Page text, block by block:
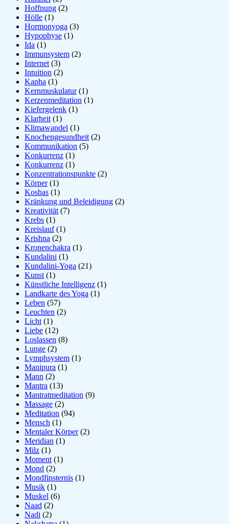
Hoffnung (2)
Hölle (1)
Hormonyoga (3)
Hypophyse (1)
Ida (1)
Immunsystem (2)
Internet (3)
Intuition (2)
Kapha (1)
Kernmuskulatur(1)
Kerzenmeditation (1)
Kiefergelenk (1)
Klarheit (1)
Klimawandel (1)
Knochengesundheit (2)
Kommunikation (5)
Konkurrenz (1)
Konkurrenz (1)
Konzentrationspunkte (2)
Körper(1)
Koshas (1)
Kränkung und Beleidigung (2)
Kreativität (7)
Krebs (1)
Kreislauf(1)
Krishna (2)
Kronenchakra (1)
Kundalini (1)
Kundalini-Yoga (21)
Kunst (1)
Künstliche Intelligenz (1)
Landkarte des Yoga (1)
Leben (57)
Leuchten (2)
Licht (1)
Liebe (12)
Loslassen (8)
Lunge (2)
Lymphsystem (1)
Manipura (1)
Mann (2)
Mantra (13)
Mantratmeditation (9)
Massage (2)
Meditation (94)
Mensch (1)
Mentaler Körper(2)
Meridian (1)
Milz (1)
Moment (1)
Mond (2)
Mondfinsternis (1)
Musik (1)
Muskel (6)
Naad (2)
Nadi (2)